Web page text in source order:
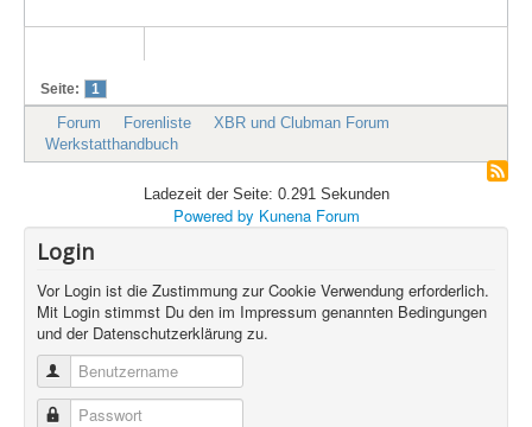
Seite: 1
Forum Forenliste
XBR und Clubman Forum
Werkstatthandbuch
Ladezeit der Seite: 0.291 Sekunden
Powered by Kunena Forum
Login
Vor Login ist die Zustimmung zur Cookie Verwendung erforderlich.
Mit Login stimmst Du den im Impressum genannten Bedingungen
und der Datenschutzerklärung zu.
Benutzername
Passwort